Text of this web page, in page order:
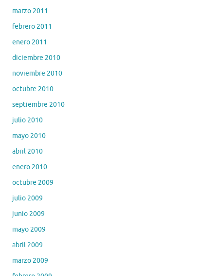
marzo 2011
febrero 2011
enero 2011
diciembre 2010
noviembre 2010
octubre 2010
septiembre 2010
julio 2010
mayo 2010
abril 2010
enero 2010
octubre 2009
julio 2009
junio 2009
mayo 2009
abril 2009
marzo 2009